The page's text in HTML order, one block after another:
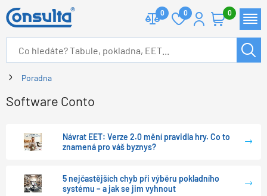
0 0 0
Poradna
Software Conto
Návrat EET: Verze 2.0 mění pravidla hry. Co to
znamená pro váš byznys?
5 nejčastějších chyb při výběru pokladního
systému – a jak se jim vyhnout